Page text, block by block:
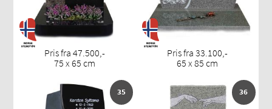
Pris fra 47.500,-
75 x 65 cm
Pris fra 33.100,-
65 x 85 cm
35 36